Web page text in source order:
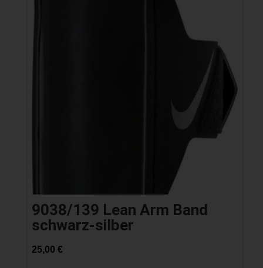
9038/139 Lean Arm Band
schwarz-silber
25,00 €